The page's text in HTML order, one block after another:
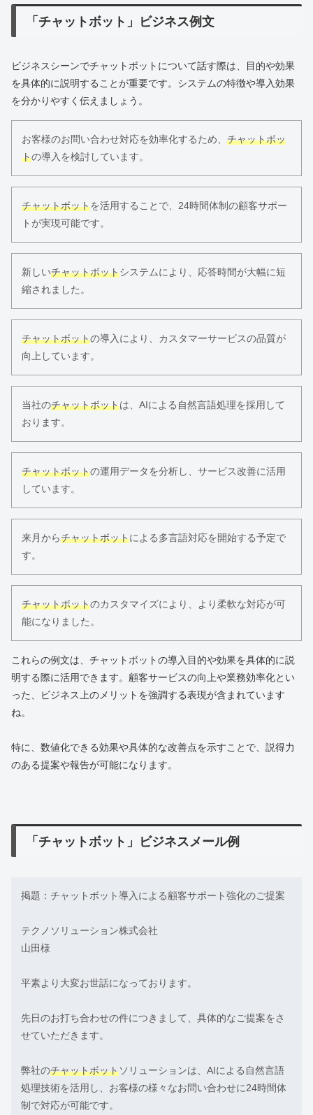
「チャットボット」ビジネス例文
ビジネスシーンでチャットボットについて話す際は、目的や効果
を具体的に説明することが重要です。システムの特徴や導入効果
を分かりやすく伝えましょう。
お客様のお問い合わせ対応を効率化するため、 チャットボッ
トの導入を検討しています。
チャットボットを活用することで、24時間体制の顧客サポー
トが実現可能です。
新しいチャットボットシステムにより、応答時間が大幅に短
縮されました。
チャットボットの導入により、カスタマーサービスの品質が
向上しています。
当社のチャットボットは、AIによる自然言語処理を採用して
おります。
チャットボットの運用データを分析し、サービス改善に活用
しています。
来月からチャットボットによる多言語対応を開始する予定で
す。
チャットボットのカスタマイズにより、より柔軟な対応が可
能になりました。
これらの例文は、チャットボットの導入目的や効果を具体的に説
明する際に活用できます。顧客サービスの向上や業務効率化とい
った、ビジネス上のメリットを強調する表現が含まれています
ね。
特に、数値化できる効果や具体的な改善点を示すことで、説得力
のある提案や報告が可能になります。
「チャットボット」ビジネスメール例
掲題：チャットボット導入による顧客サポート強化のご提案
テクノソリューション株式会社
山田様
平素より大変お世話になっております。
先日のお打ち合わせの件につきまして、具体的なご提案をさ
せていただきます。
弊社のチャットボットソリューションは、AIによる自然言語
処理技術を活用し、お客様の様々なお問い合わせに24時間体
制で対応が可能です。